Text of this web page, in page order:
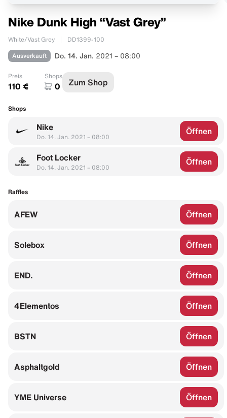
Nike Dunk High “Vast Grey”
White/Vast Grey DD1399-100
Ausverkauft Do. 14. Jan. 2021 – 08:00
Preis
110 €
Shops
0 Zum Shop
Shops
Nike
Do. 14. Jan. 2021 – 08:00
Öffnen
Foot Locker
Do. 14. Jan. 2021 – 08:00
Öffnen
Raffles
AFEW Öffnen
Solebox Öffnen
END. Öffnen
4Elementos Öffnen
BSTN Öffnen
Asphaltgold Öffnen
YME Universe Öffnen